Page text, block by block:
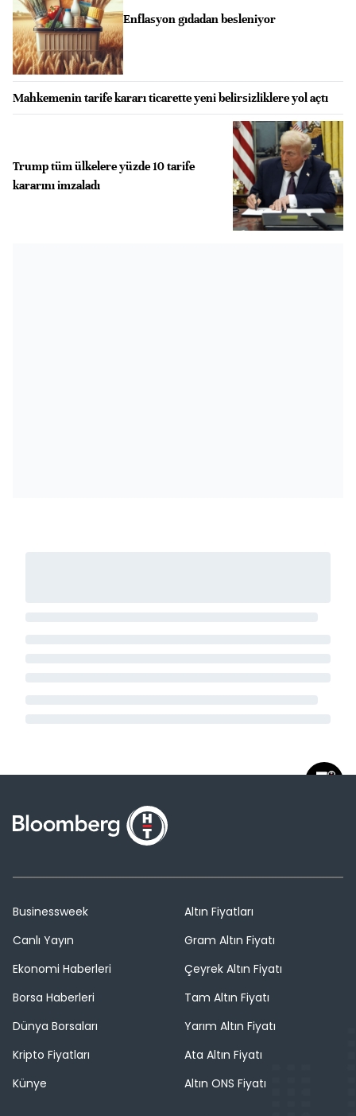
Enflasyon gıdadan besleniyor
Mahkemenin tarife kararı ticarette yeni belirsizliklere yol açtı
Trump tüm ülkelere yüzde 10 tarife
kararını imzaladı
Businessweek
Canlı Yayın
Ekonomi Haberleri
Borsa Haberleri
Dünya Borsaları
Kripto Fiyatları
Künye
Altın Fiyatları
Gram Altın Fiyatı
Çeyrek Altın Fiyatı
Tam Altın Fiyatı
Yarım Altın Fiyatı
Ata Altın Fiyatı
Altın ONS Fiyatı